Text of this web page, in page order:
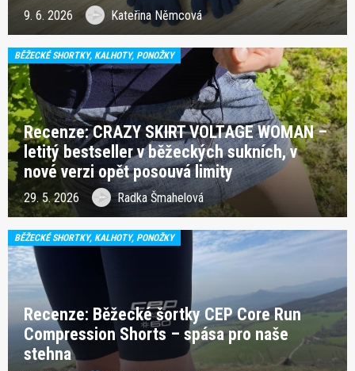
9. 6. 2026 Kateřina Němcová
BĚŽECKÉ SHORTKY, KALHOTY, PONOŽKY
Recenze: CRAZY SKIRT VOLTAGE WOMAN –
letitý bestseller v běžeckých sukních, v
nové verzi opět posouvá limity
29. 5. 2026 Radka Šmahelová
BĚŽECKÉ SHORTKY, KALHOTY, PONOŽKY
Recenze: Běžecké šortky CEP Core Run
Compression Shorts – spása pro naše
stehna